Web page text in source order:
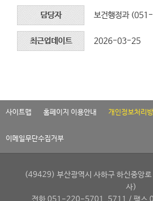
담당자 보건행정과
최근업데이트 2026-03-25
사이트맵 홈페이지 이용안내 개인정보처리
이메일무단수집거부
(49429) 부산광역시 사하구 하신중앙
사)